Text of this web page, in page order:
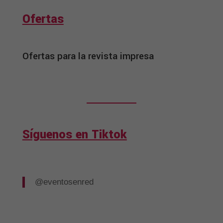
Ofertas
Ofertas para la revista impresa
Síguenos en Tiktok
@eventosenred